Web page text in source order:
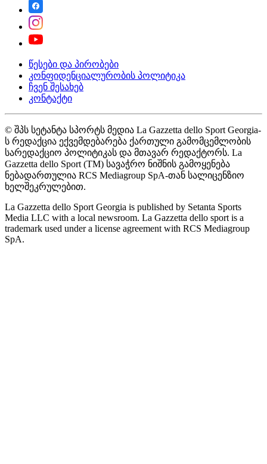
წესები და პირობები
კონფიდენციალურობის პოლიტიკა
ჩვენ შესახებ
კონტაქტი
© შპს სეტანტა სპორტს მედია La Gazzetta dello Sport Georgia-
ს რედაქცია ექვემდებარება ქართული გამომცემლობის
სარედაქციო პოლიტიკას და მთავარ რედაქტორს. La
Gazzetta dello Sport (TM) სავაჭრო ნიშნის გამოყენება
ნებადართულია RCS Mediagroup SpA-თან სალიცენზიო
ხელშეკრულებით.
La Gazzetta dello Sport Georgia is published by Setanta Sports
Media LLC with a local newsroom. La Gazzetta dello sport is a
trademark used under a license agreement with RCS Mediagroup
SpA.